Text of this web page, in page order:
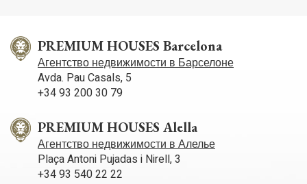
кроватями, одна из которых имеет собственную ванную
комнату. Все спальни имеют выход на террасу. На
территории дома есть парковка у входа. Завершение
строительства дома запланировано на 2026 год. Район
Мас-Альба отличается близостью к природному парку
транспортному сообщению с Ситжесом и
автомагистралью C-32, ведущей в Барселону и аэропорт
Эль-Прат.
PREMIUM HOUSES Barcelona
Агентство недвижимости в Барселоне
Avda. Pau Casals, 5
+34 93 200 30 79
PREMIUM HOUSES Alella
Агентство недвижимости в Алелье
Plaça Antoni Pujadas i Nirell, 3
+34 93 540 22 22